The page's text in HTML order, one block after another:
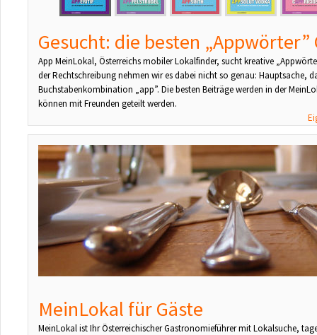
Gesucht: die besten „Appwörter”
App MeinLokal, Österreichs mobiler Lokalfinder, sucht kreative
der Rechtschreibung nehmen wir es dabei nicht so genau: Hauptsache,
Buchstabenkombination „app”. Die besten Beiträge werden in der
können mit Freunden geteilt werden.
MeinLokal für Gäste
MeinLokal ist Ihr Österreichischer Gastronomieführer mit Lokalsuche,